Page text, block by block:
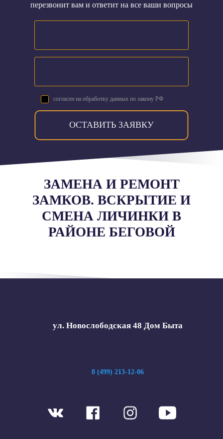
перезвонит вам и ответит на все ваши вопросы
согласен на обработку данных по закону РФ
ОСТАВИТЬ ЗАЯВКУ
ЗАМЕНА И РЕМОНТ
ЗАМКОВ. ВСКРЫТИЕ И
СМЕНА ЛИЧИНКИ В
РАЙОНЕ БЕГОВОЙ
ул. Новослободская 48 Дом Быта
8 (499) 213-12-06